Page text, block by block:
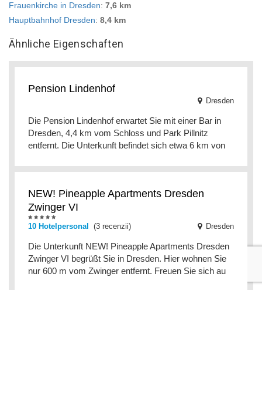
Frauenkirche in Dresden: 7,6 km
Hauptbahnhof Dresden: 8,4 km
Ähnliche Eigenschaften
Pension Lindenhof
Dresden
Die Pension Lindenhof erwartet Sie mit einer Bar in
Dresden, 4,4 km vom Schloss und Park Pillnitz
entfernt. Die Unterkunft befindet sich etwa 6 km von
NEW! Pineapple Apartments Dresden
Zwinger VI
10 Hotelpersonal (3 recenzii) Dresden
Die Unterkunft NEW! Pineapple Apartments Dresden
Zwinger VI begrüßt Sie in Dresden. Hier wohnen Sie
nur 600 m vom Zwinger entfernt. Freuen Sie sich au